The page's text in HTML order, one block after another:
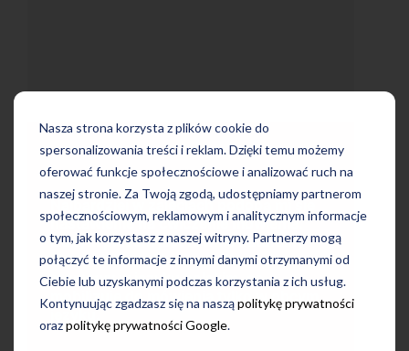
Nasza strona korzysta z plików cookie do
spersonalizowania treści i reklam. Dzięki temu możemy
oferować funkcje społecznościowe i analizować ruch na
naszej stronie. Za Twoją zgodą, udostępniamy partnerom
społecznościowym, reklamowym i analitycznym informacje
o tym, jak korzystasz z naszej witryny. Partnerzy mogą
połączyć te informacje z innymi danymi otrzymanymi od
Ciebie lub uzyskanymi podczas korzystania z ich usług.
Kontynuując zgadzasz się na nasząpolitykę prywatności
orazpolitykę prywatności Google.
Uczę się w tej szkole od 4 lat i jestem
bardzo zadowolona. Zajęcia z nativami,
wygodna, nowoczesna szkoła położona
w dogodnej lokalizacji, bo tuż przy
wyjściu z metra, mili pracownicy,
bardzo konkurencyjna cena kursu i
najlepsza Pani manager, która służy
pomocą w każdej chwili! Polecam!